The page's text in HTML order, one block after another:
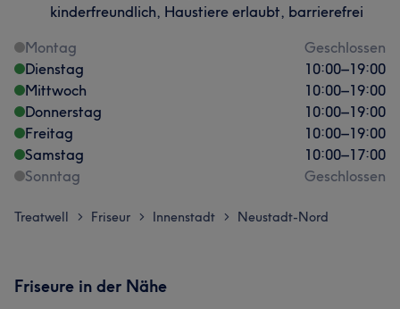
kinderfreundlich, Haustiere erlaubt, barrierefrei
Montag
Geschlossen
Dienstag
10:00–19:00
Mittwoch
10:00–19:00
Donnerstag
10:00–19:00
Freitag
10:00–19:00
Samstag
10:00–17:00
Sonntag
Geschlossen
Treatwell > Friseur > Innenstadt > Neustadt-Nord
Friseure in der Nähe